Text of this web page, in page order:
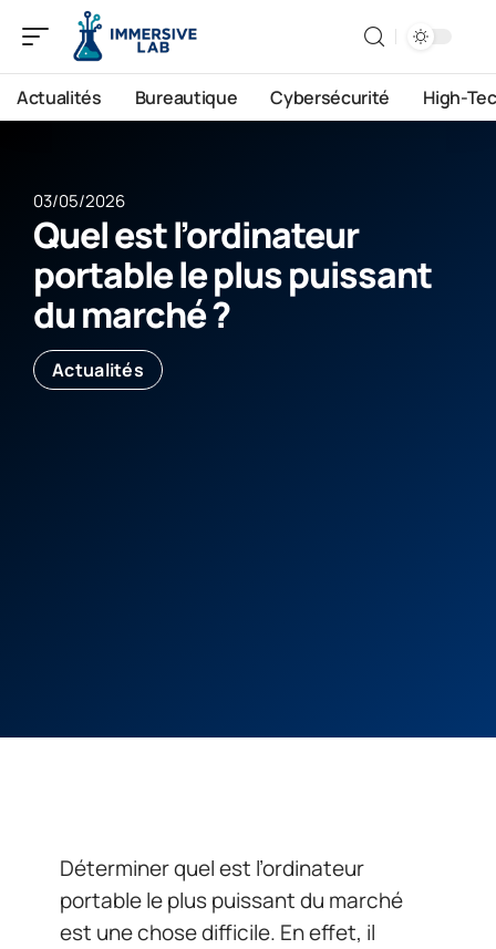
Actualités Bureautique Cybersécurité High-
03/05/2026
Quel est l’ordinateur
portable le plus puissant
du marché ?
Actualités
Déterminer quel est l’ordinateur
portable le plus puissant du marché
est une chose difficile. En effet, il